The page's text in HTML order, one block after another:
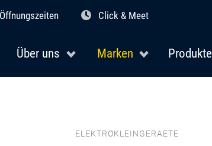
Öffnungszeiten Click & Meet
Über uns Marken Produkte
ELEKTROKLEINGERAETE